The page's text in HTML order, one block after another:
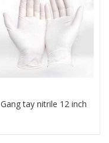
Gang tay nitrile 12 inch